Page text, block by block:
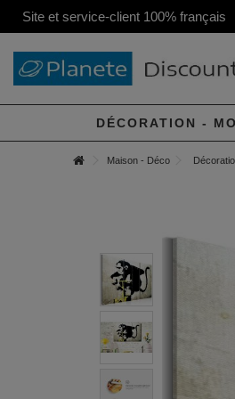
Site et service-client 100% français
DÉCORATION -
Maison - Déco